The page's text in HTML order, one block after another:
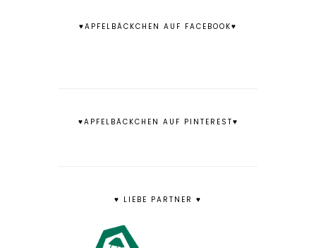
♥APFELBÄCKCHEN AUF FACEBOOK♥
♥APFELBÄCKCHEN AUF PINTEREST♥
♥ LIEBE PARTNER ♥